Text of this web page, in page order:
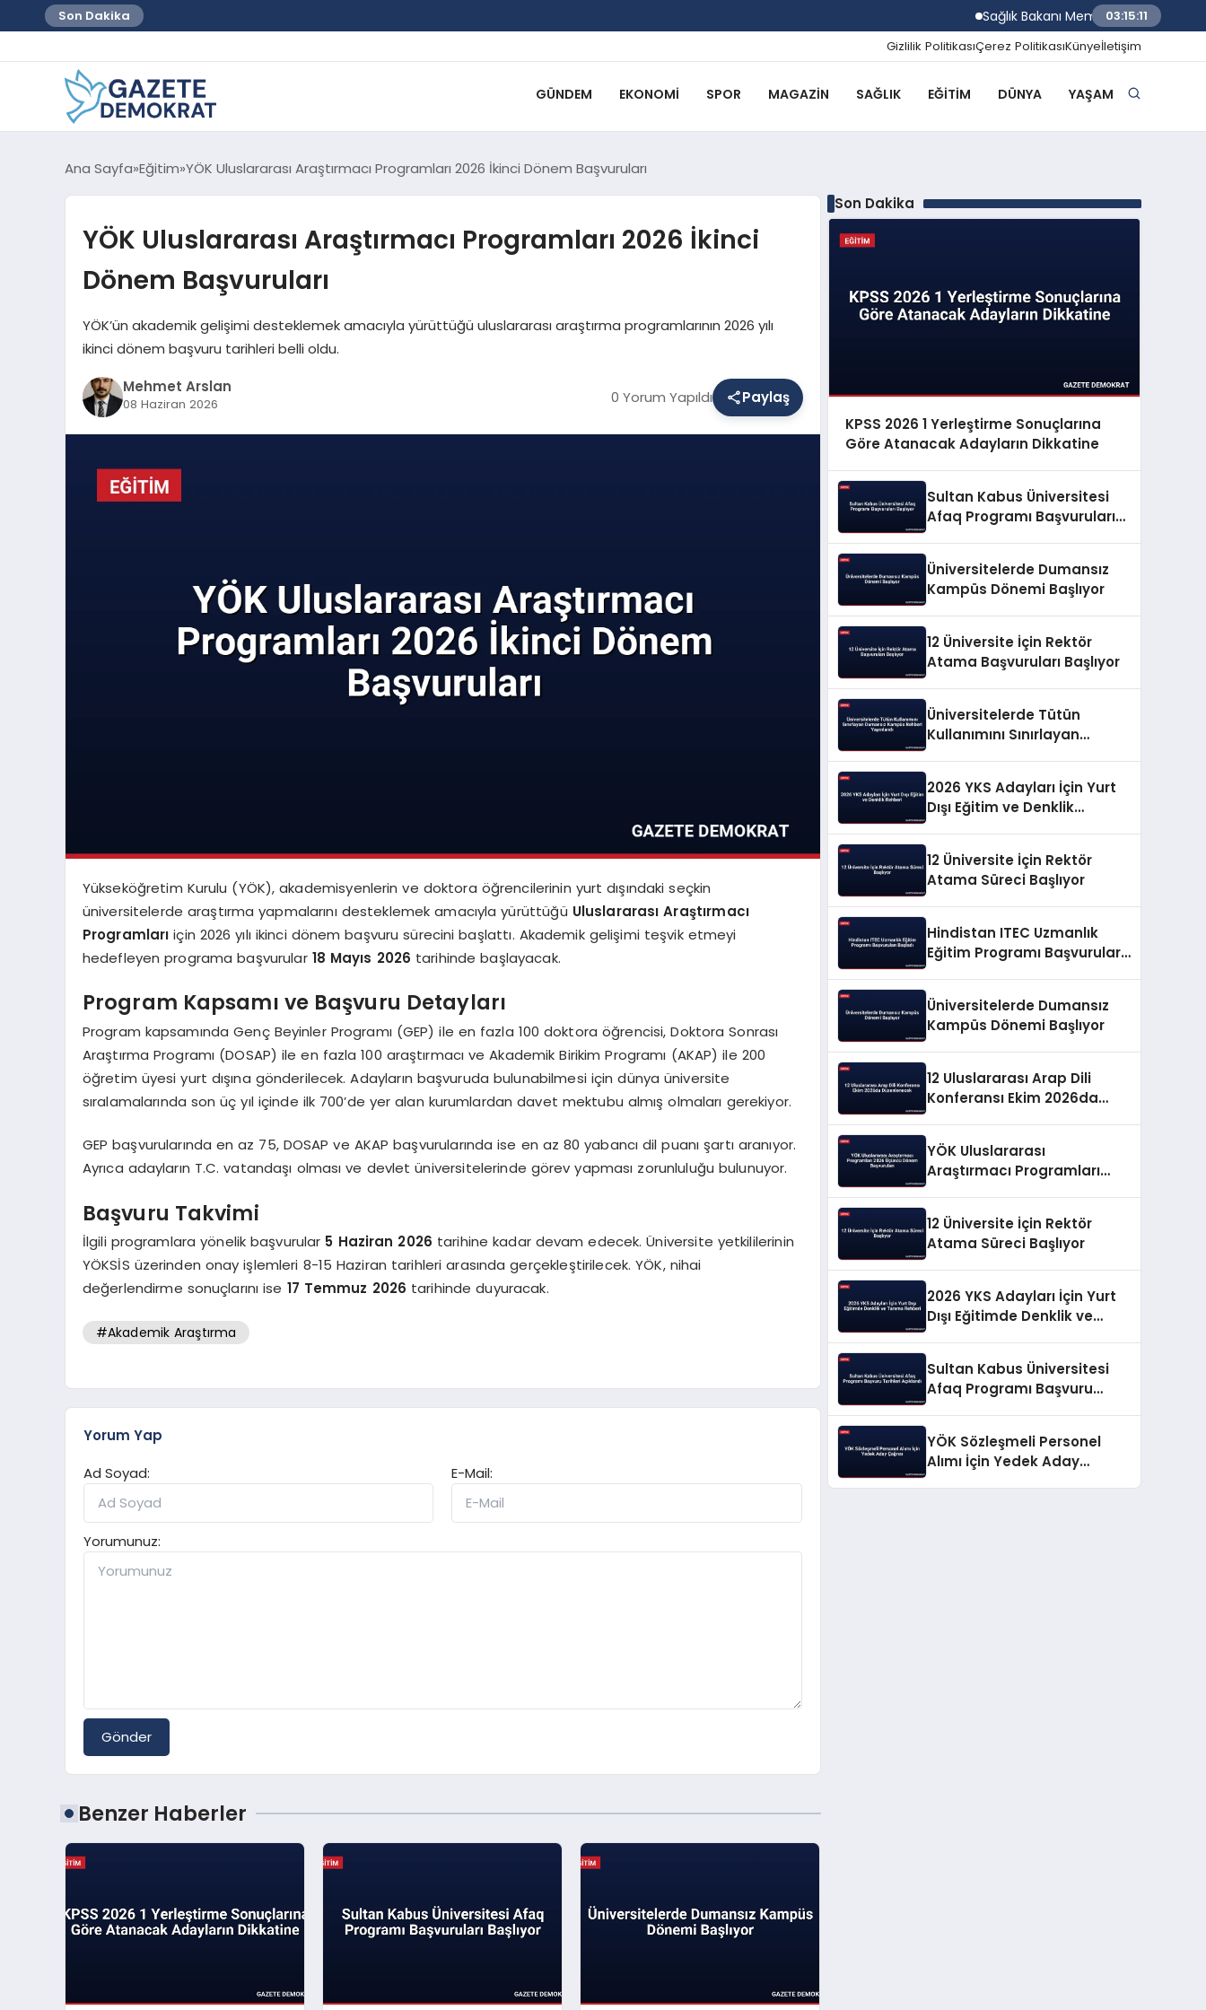
Son Dakika Sağlık Bakanı Memişoğlu Rize Şehir
03:15:12
Gizlilik PolitikasıÇerez PolitikasıKünyeİletişim
GÜNDEM EKONOMI SPOR MAGAZIN SAĞLIK EĞITIM DÜNYA YAŞAM
Ana Sayfa Eğitim YÖK Uluslararası Araştırmacı Programları 2026 İkinci Dönem Başvuruları
YÖK Uluslararası Araştırmacı Programları 2026 İkinci
Dönem Başvuruları
YÖK’ün akademik gelişimi desteklemek amacıyla yürüttüğü uluslararası araştırma programlarının 2026 yılı
ikinci dönem başvuru tarihleri belli oldu.
Mehmet Arslan
08 Haziran 2026 0 Yorum Yapıldı Paylaş
Yükseköğretim Kurulu (YÖK), akademisyenlerin ve doktora öğrencilerinin yurt dışındaki seçkin
üniversitelerde araştırma yapmalarını desteklemek amacıyla yürüttüğü Uluslararası Araştırmacı
Programları için 2026 yılı ikinci dönem başvuru sürecini başlattı. Akademik gelişimi teşvik etmeyi
hedefleyen programa başvurular 18 Mayıs 2026 tarihinde başlayacak.
Program Kapsamı ve Başvuru Detayları
Program kapsamında Genç Beyinler Programı (GEP) ile en fazla 100 doktora öğrencisi, Doktora Sonrası
Araştırma Programı (DOSAP) ile en fazla 100 araştırmacı ve Akademik Birikim Programı (AKAP) ile 200
öğretim üyesi yurt dışına gönderilecek. Adayların başvuruda bulunabilmesi için dünya üniversite
sıralamalarında son üç yıl içinde ilk 700’de yer alan kurumlardan davet mektubu almış olmaları gerekiyor.
GEP başvurularında en az 75, DOSAP ve AKAP başvurularında ise en az 80 yabancı dil puanı şartı aranıyor.
Ayrıca adayların T.C. vatandaşı olması ve devlet üniversitelerinde görev yapması zorunluluğu bulunuyor.
Başvuru Takvimi
İlgili programlara yönelik başvurular 5 Haziran 2026 tarihine kadar devam edecek. Üniversite yetkililerinin
YÖKSİS üzerinden onay işlemleri 8-15 Haziran tarihleri arasında gerçekleştirilecek. YÖK, nihai
değerlendirme sonuçlarını ise 17 Temmuz 2026 tarihinde duyuracak.
#Akademik Araştırma
Yorum Yap
Ad Soyad:
E-Mail:
Yorumunuz:
Gönder
Benzer Haberler
Son Dakika
KPSS 2026 1 Yerleştirme Sonuçlarına
Göre Atanacak Adayların Dikkatine
Sultan Kabus Üniversitesi
Afaq Programı Başvuruları
Üniversitelerde Dumansız
Kampüs Dönemi Başlıyor
12 Üniversite İçin Rektör
Atama Başvuruları Başlıyor
Üniversitelerde Tütün
Kullanımını Sınırlayan
2026 YKS Adayları İçin Yurt
Dışı Eğitim ve Denklik
12 Üniversite İçin Rektör
Atama Süreci Başlıyor
Hindistan ITEC Uzmanlık
Eğitim Programı Başvuruları
Üniversitelerde Dumansız
Kampüs Dönemi Başlıyor
12 Uluslararası Arap Dili
Konferansı Ekim 2026da
YÖK Uluslararası
Araştırmacı Programları
12 Üniversite İçin Rektör
Atama Süreci Başlıyor
2026 YKS Adayları İçin Yurt
Dışı Eğitimde Denklik ve
Sultan Kabus Üniversitesi
Afaq Programı Başvuru
YÖK Sözleşmeli Personel
Alımı İçin Yedek Aday